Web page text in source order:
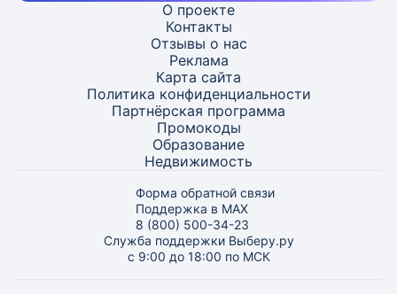
О проекте
Контакты
Отзывы о нас
Реклама
Карта сайта
Политика конфиденциальности
Партнёрская программа
Промокоды
Образование
Недвижимость
Форма обратной связи
Поддержка в MAX
8 (800) 500-34-23
Служба поддержки Выберу.ру
с 9:00 до 18:00 по МСК